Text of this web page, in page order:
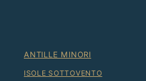
ANTILLE MINORI
ISOLE SOTTOVENTO